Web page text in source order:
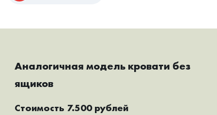
Аналогичная модель кровати без
ящиков
Стоимость 7.500 рублей